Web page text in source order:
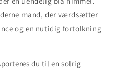
mand, der værdsætter
og en nutidig fortolkning
du til en solrig